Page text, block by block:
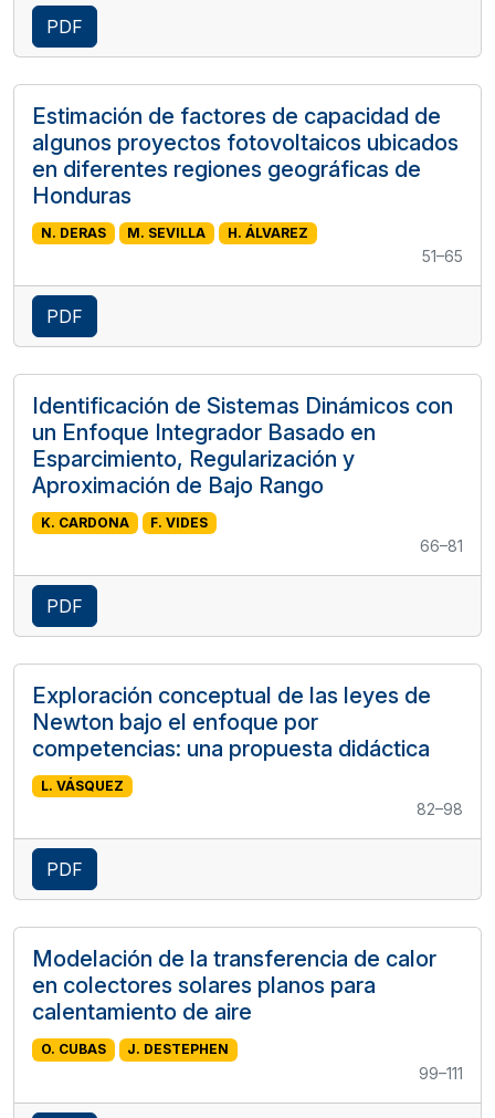
PDF
Estimación de factores de capacidad de
algunos proyectos fotovoltaicos ubicados
en diferentes regiones geográficas de
Honduras
N. DERAS M. SEVILLA H. ÁLVAREZ
51–65
PDF
Identificación de Sistemas Dinámicos con
un Enfoque Integrador Basado en
Esparcimiento, Regularización y
Aproximación de Bajo Rango
K. CARDONA F. VIDES
66–81
PDF
Exploración conceptual de las leyes de
Newton bajo el enfoque por
competencias: una propuesta didáctica
L. VÁSQUEZ
82–98
PDF
Modelación de la transferencia de calor
en colectores solares planos para
calentamiento de aire
O. CUBAS J. DESTEPHEN
99–111